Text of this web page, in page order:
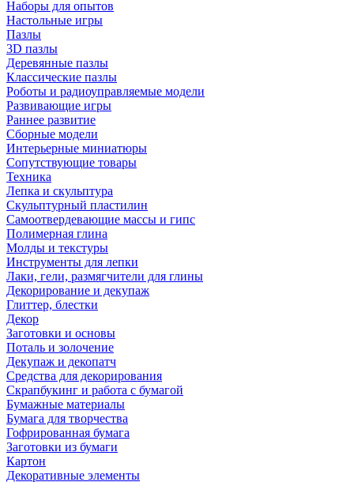
Наборы для опытов
Настольные игры
Пазлы
3D пазлы
Деревянные пазлы
Классические пазлы
Роботы и радиоуправляемые модели
Развивающие игры
Раннее развитие
Сборные модели
Интерьерные миниатюры
Сопутствующие товары
Техника
Лепка и скульптура
Скульптурный пластилин
Самоотвердевающие массы и гипс
Полимерная глина
Молды и текстуры
Инструменты для лепки
Лаки, гели, размягчители для глины
Декорирование и декупаж
Глиттер, блестки
Декор
Заготовки и основы
Поталь и золочение
Декупаж и декопатч
Средства для декорирования
Скрапбукинг и работа с бумагой
Бумажные материалы
Бумага для творчества
Гофрированная бумага
Заготовки из бумаги
Картон
Декоративные элементы